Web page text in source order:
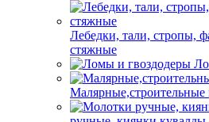
Лебедки, тали, стропы,
стяжные
Малярные,строительные